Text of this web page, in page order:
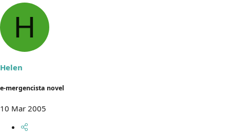
H
Helen
e-mergencista novel
10 Mar 2005